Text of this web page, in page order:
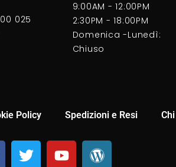
025
9:00AM - 12:00PM
2:30PM - 18:00PM
Domenica -Lunedì:
Chiuso
Policy Spedizioni e Resi